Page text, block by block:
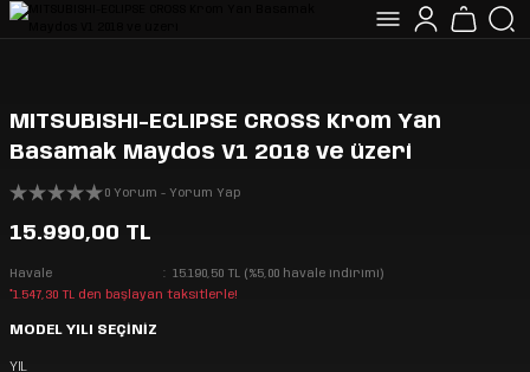
MITSUBISHI-ECLIPSE CROSS Krom Yan
Basamak Maydos V1 2018 ve üzeri
0 Yorum - Yorum Yap
15.990,00 TL
Havale
15.190,50 TL (%5,00 havale indirimi)
*1.547,30 TL den başlayan taksitlerle!
MODEL YILI SEÇİNİZ
YIL